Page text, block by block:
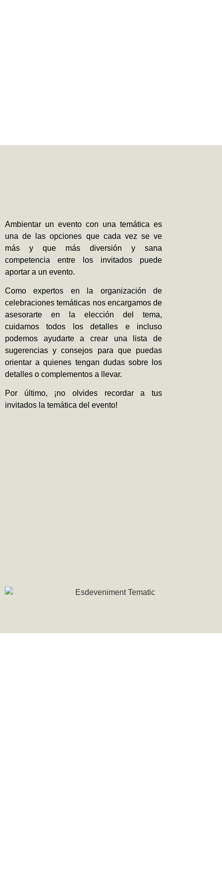
Ambientar un evento con una temática es
una de las opciones que cada vez se ve
más y que más diversión y sana
competencia entre los invitados puede
aportar a un evento.
Como expertos en la organización de
celebraciones temáticas nos encargamos de
asesorarte en la elección del tema,
cuidamos todos los detalles e incluso
podemos ayudarte a crear una lista de
sugerencias y consejos para que puedas
orientar a quienes tengan dudas sobre los
detalles o complementos a llevar.
Por último, ¡no olvides recordar a tus
invitados la temática del evento!